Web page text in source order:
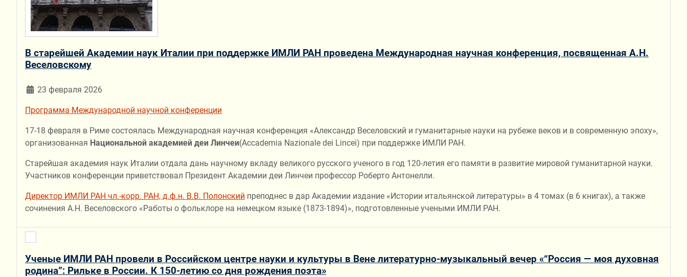
В старейшей Академии наук Италии при поддержке ИМЛИ РАН проведена Международная научная конференция, посвященная А.Н.
Веселовскому
23 февраля 2026
Программа Международной научной конференции
17-18 февраля в Риме состоялась Международная научная конференция «Александр Веселовский и гуманитарные науки на рубеже веков и в современную эпоху»,
организованная Национальной академией деи Линчеи(Accademia Nazionale dei Lincei) при поддержке ИМЛИ РАН.
Старейшая академия наук Италии отдала дань научному вкладу великого русского ученого в год 120-летия его памяти в развитие мировой гуманитарной науки.
Участников конференции приветствовал Президент Академии деи Линчеи профессор Роберто Антонелли.
Директор ИМЛИ РАН чл.-корр. РАН, д.ф.н. В.В. Полонский преподнес в дар Академии издание «Истории итальянской литературы» в 4 томах (в 6 книгах), а также
сочинения А.Н. Веселовского «Работы о фольклоре на немецком языке (1873-1894)», подготовленные учеными ИМЛИ РАН.
Ученые ИМЛИ РАН провели в Российском центре науки и культуры в Вене литературно-музыкальный вечер «“Россия — моя духовная
родина”: Рильке в России. К 150-летию со дня рождения поэта»